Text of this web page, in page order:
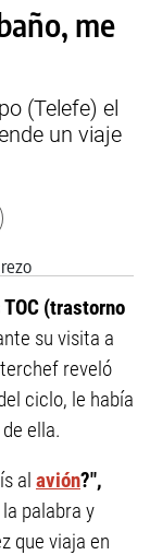
me
(Telefe) el
un viaje
(trastorno
su visita a
reveló
ciclo, le había
ella.
al avión?",
palabra y
que viaja en